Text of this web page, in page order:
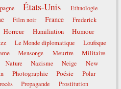
États-Unis Ethnologie
Film noir France
Frederick
Horreur Humiliation Humour
Le Monde diplomatique
Loufoque
Mensonge Meurtre Militaire
Nature Nazisme Neige
New
Photographie Poésie
Polar
Propagande
Prostitution